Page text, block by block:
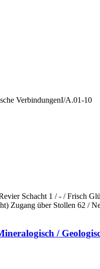
VerbindungenI/A.01-
Schacht 1 / - / Frisch
Zugang über Stollen 62 /
/